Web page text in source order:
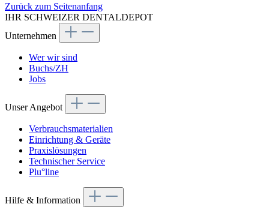
Zurück zum Seitenanfang
IHR SCHWEIZER DENTALDEPOT
Unternehmen
Wer wir sind
Buchs/ZH
Jobs
Unser Angebot
Verbrauchsmaterialien
Einrichtung & Geräte
Praxislösungen
Technischer Service
Plu°line
Hilfe & Information